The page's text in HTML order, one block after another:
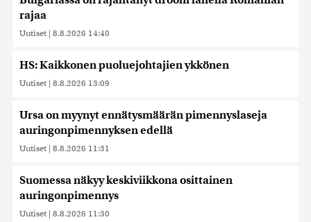
rajaa
Uutiset | 8.8.2026 14:40
HS: Kaikkonen puoluejohtajien ykkönen
Uutiset | 8.8.2026 13:09
Ursa on myynyt ennätysmäärän pimennyslaseja
auringonpimennyksen edellä
Uutiset | 8.8.2026 11:31
Suomessa näkyy keskiviikkona osittainen
auringonpimennys
Uutiset | 8.8.2026 11:30